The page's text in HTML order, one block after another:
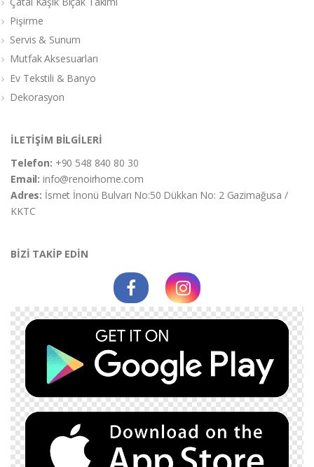
Pişirme
Servis & Sunum
Mutfak Aksesuarları
Ev Tekstili & Banyo
Dekorasyon
İLETİŞİM BİLGİLERİ
Telefon: +90 548 840 80 30
Email:info@renoirhome.com
Adres: İsmet İnonü Bulvarı No:50 Dükkan No: 2 Gazimağusa /
KKTC
BİZİ TAKİP EDİN